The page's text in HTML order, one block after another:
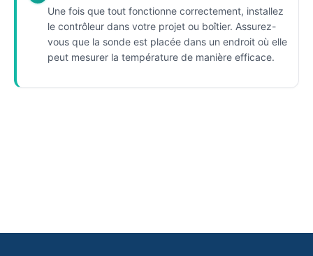
Une fois que tout fonctionne correctement, installez
le contrôleur dans votre projet ou boîtier. Assurez-
vous que la sonde est placée dans un endroit où elle
peut mesurer la température de manière efficace.